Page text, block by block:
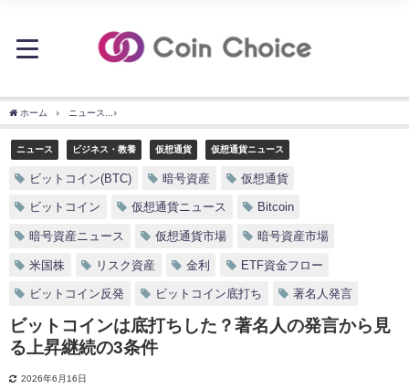
ホーム ニュース
ニュース ビジネス・教養 仮想通貨 仮想通貨ニュース
ビットコイン(BTC) 暗号資産 仮想通貨
ビットコイン 仮想通貨ニュース Bitcoin
暗号資産ニュース 仮想通貨市場 暗号資産市場
米国株 リスク資産 金利 ETF資金フロー
ビットコイン反発 ビットコイン底打ち 著名人発言
ビットコインは底打ちした？著名人の発言から見
る上昇継続の3条件
2026年6月16日